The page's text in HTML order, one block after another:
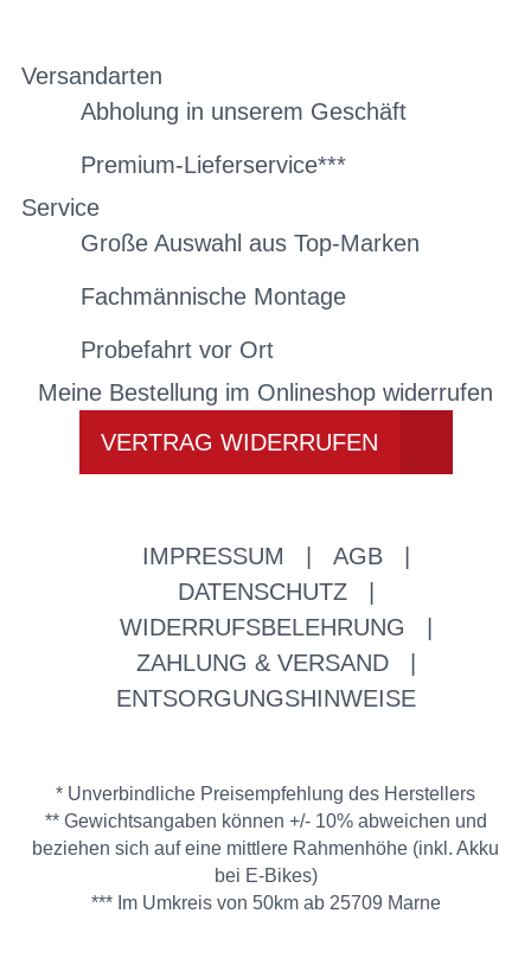
Versandarten
Abholung in unserem Geschäft
Premium-Lieferservice***
Service
Große Auswahl aus Top-Marken
Fachmännische Montage
Probefahrt vor Ort
Meine Bestellung im Onlineshop widerrufen
VERTRAG WIDERRUFEN
IMPRESSUM AGB
DATENSCHUTZ
WIDERRUFSBELEHRUNG
ZAHLUNG & VERSAND
ENTSORGUNGSHINWEISE
* Unverbindliche Preisempfehlung des Herstellers
** Gewichtsangaben können +/- 10% abweichen und
beziehen sich auf eine mittlere Rahmenhöhe (inkl. Akku
bei E-Bikes)
*** Im Umkreis von 50km ab 25709 Marne